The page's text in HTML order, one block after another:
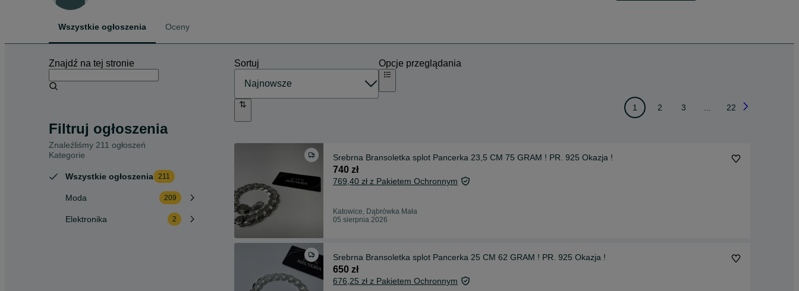
Wszystkie ogłoszenia Oceny
Znajdź na tej stronie
Filtruj ogłoszenia
Znaleźliśmy 211 ogłoszeń
Kategorie
Wszystkie ogłoszenia 211
Moda 209
Elektronika 2
Sortuj Opcje przeglądania
1 2 3 22
Srebrna Bransoletka splot Pancerka 23,5 CM 75 GRAM ! PR. 925 Okazja !
740 zł
769,40 zł z Pakietem Ochronnym
Katowice, Dąbrówka Mała
05 sierpnia 2026
Srebrna Bransoletka splot Pancerka 25 CM 62 GRAM ! PR. 925 Okazja !
650 zł
676,25 zł z Pakietem Ochronnym